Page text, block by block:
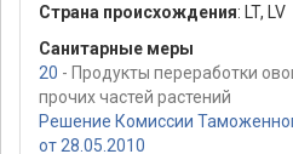
Страна происхождения: LT,
LV
Санитарные меры
20 - Продукты переработки
прочих частей растений
Решение Комиссии
от 28.05.2010